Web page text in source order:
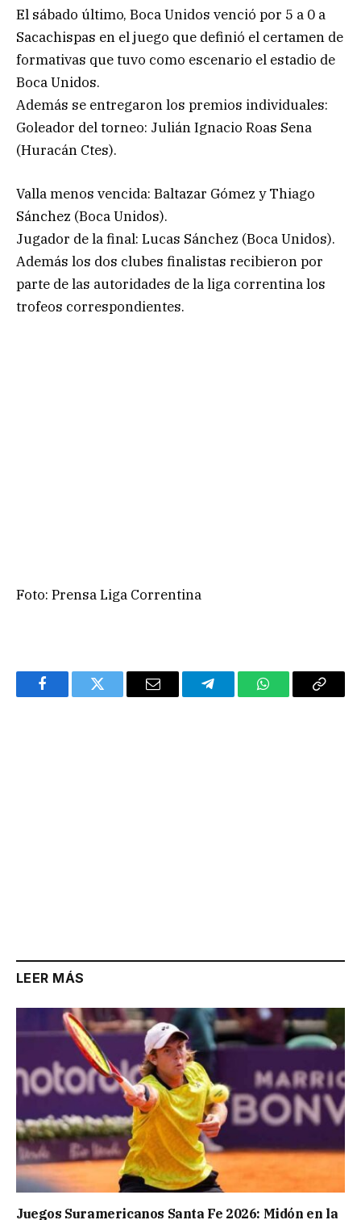
El sábado último, Boca Unidos venció por 5 a 0 a
Sacachispas en el juego que definió el certamen de
formativas que tuvo como escenario el estadio de
Boca Unidos.
Además se entregaron los premios individuales:
Goleador del torneo: Julián Ignacio Roas Sena
(Huracán Ctes).
Valla menos vencida: Baltazar Gómez y Thiago
Sánchez (Boca Unidos).
Jugador de la final: Lucas Sánchez (Boca Unidos).
Además los dos clubes finalistas recibieron por
parte de las autoridades de la liga correntina los
trofeos correspondientes.
Foto: Prensa Liga Correntina
FacebookTwitter Email TelegramWhatsAppCopy
LEER MÁS
Juegos Suramericanos Santa Fe 2026: Midón en la